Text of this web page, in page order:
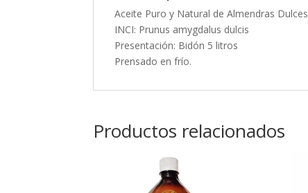
Aceite Puro y Natural de Almendras Dulces
INCI: Prunus amygdalus dulcis
Presentación: Bidón 5 litros
Prensado en frío.
Productos relacionados